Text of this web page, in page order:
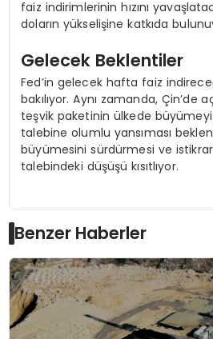
faiz indirimlerinin hızını
doların yükselişine katkıda
Gelecek Beklentiler
Fed’in gelecek hafta faiz
bakılıyor. Aynı zamanda, Çin’de
teşvik paketinin ülkede
talebine olumlu yansıması
büyümesini sürdürmesi ve
talebindeki düşüşü kısıtlıyor.
Benzer Haberler